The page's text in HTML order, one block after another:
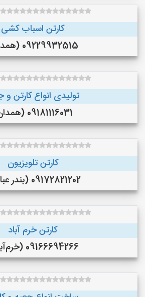
کارتن اسباب کشی
09229932515 (همدان)
تولیدی انواع کارتن و
09181116031 (همدان)
کارتن تلویزیون
09172821202 (بندر عباس)
کارتن خرم آباد
09166694266 (خرم‌آباد )